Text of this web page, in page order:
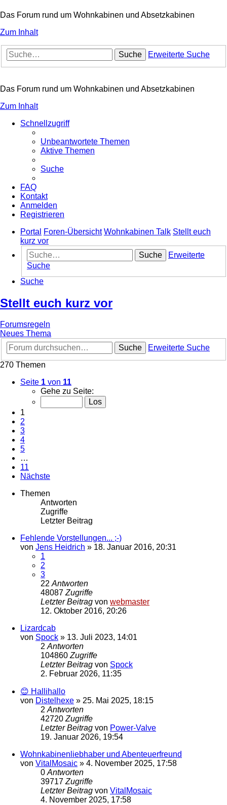
Das Forum rund um Wohnkabinen und Absetzkabinen
Zum Inhalt
Suche Erweiterte Suche
Das Forum rund um Wohnkabinen und Absetzkabinen
Zum Inhalt
Schnellzugriff
Unbeantwortete Themen
Aktive Themen
Suche
FAQ
Kontakt
Anmelden
Registrieren
Portal
Foren-Übersicht Wohnkabinen Talk Stellt euch
kurz vor
Suche
Erweiterte
Suche
Suche
Stellt euch kurz vor
Forumsregeln
Neues Thema
Suche
Erweiterte Suche
270 Themen
Seite 1 von 11
Gehe zu Seite:
1
2
3
4
5
…
11
Nächste
Themen
Antworten
Zugriffe
Letzter Beitrag
Fehlende Vorstellungen... ;-)
von Jens Heidrich » 18. Januar 2016, 20:31
1
2
3
22 Antworten
48087 Zugriffe
Letzter Beitrag von webmaster
12. Oktober 2016, 20:26
Lizardcab
von Spock » 13. Juli 2023, 14:01
2 Antworten
104860 Zugriffe
Letzter Beitrag von Spock
2. Februar 2026, 11:35
😊 Hallihallo
von Distelhexe » 25. Mai 2025, 18:15
2 Antworten
42720 Zugriffe
Letzter Beitrag von Power-Valve
19. Januar 2026, 19:54
Wohnkabinenliebhaber und Abenteuerfreund
von VitalMosaic » 4. November 2025, 17:58
0 Antworten
39717 Zugriffe
Letzter Beitrag von VitalMosaic
4. November 2025, 17:58